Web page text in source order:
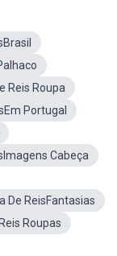
Reis Roupa
Portugal
Cabeça
De ReisFantasias
Roupas